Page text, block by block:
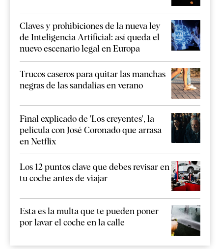
Claves y prohibiciones de la nueva ley
de Inteligencia Artificial: así queda el
nuevo escenario legal en Europa
Trucos caseros para quitar las manchas
negras de las sandalias en verano
Final explicado de 'Los creyentes', la
película con José Coronado que arrasa
en Netflix
Los 12 puntos clave que debes revisar en
tu coche antes de viajar
Esta es la multa que te pueden poner
por lavar el coche en la calle